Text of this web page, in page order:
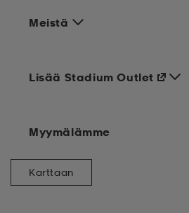
Meistä
Lisää Stadium Outlet
Myymälämme
Karttaan